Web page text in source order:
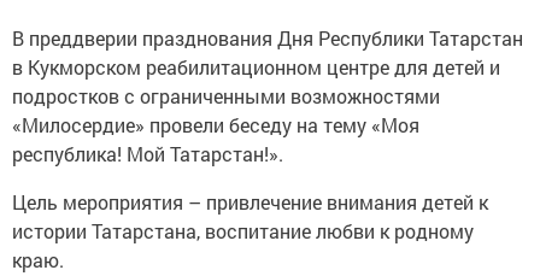
В преддверии празднования Дня Республики Татарстан
в Кукморском реабилитационном центре для детей и
подростков с ограниченными возможностями
«Милосердие» провели беседу на тему «Моя
республика! Мой Татарстан!».
Цель мероприятия – привлечение внимания детей к
истории Татарстана, воспитание любви к родному
краю.